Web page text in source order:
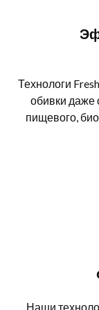
Технологи
обивки даже
пищевого,
Наши